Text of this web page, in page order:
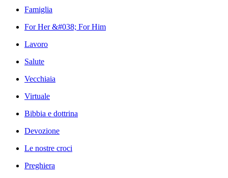
Famiglia
For Her &#038; For Him
Lavoro
Salute
Vecchiaia
Virtuale
Bibbia e dottrina
Devozione
Le nostre croci
Preghiera